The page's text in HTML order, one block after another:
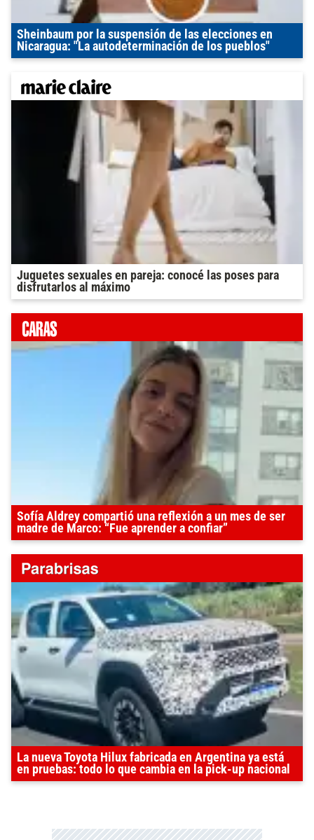
Sheinbaum por la suspensión de las elecciones en
Nicaragua: "La autodeterminación de los pueblos"
Juguetes sexuales en pareja: conocé las poses para
disfrutarlos al máximo
Sofía Aldrey compartió una reflexión a un mes de ser
madre de Marco: “Fue aprender a confiar”
La nueva Toyota Hilux fabricada en Argentina ya está
en pruebas: todo lo que cambia en la pick-up nacional